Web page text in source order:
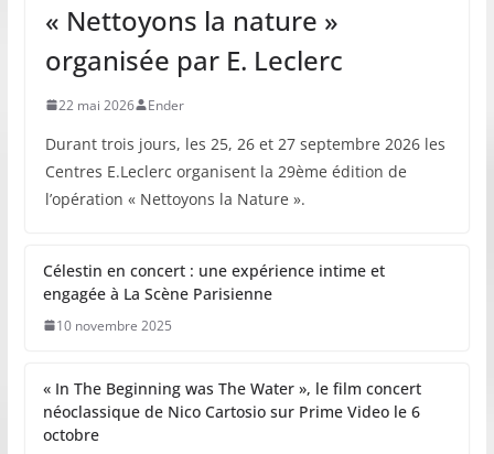
« Nettoyons la nature »
organisée par E. Leclerc
22 mai 2026 Ender
Durant trois jours, les 25, 26 et 27 septembre 2026 les
Centres E.Leclerc organisent la 29ème édition de
l’opération « Nettoyons la Nature ».
Célestin en concert : une expérience intime et
engagée à La Scène Parisienne
10 novembre 2025
« In The Beginning was The Water », le film concert
néoclassique de Nico Cartosio sur Prime Video le 6
octobre